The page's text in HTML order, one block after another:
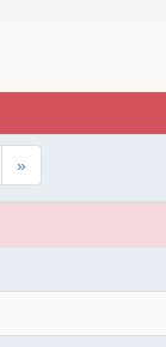
»